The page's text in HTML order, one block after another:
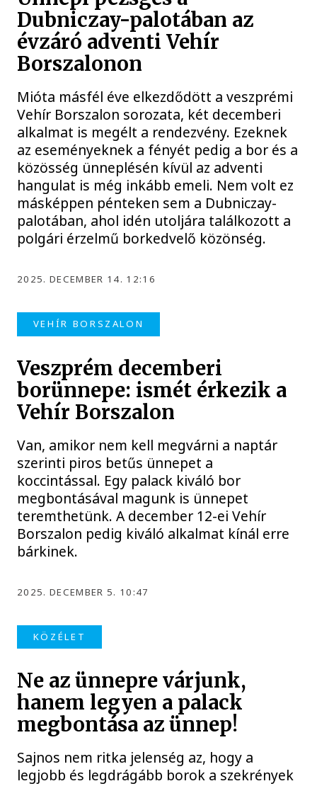
Dubniczay-palotában az
évzáró adventi Vehír
Borszalonon
Mióta másfél éve elkezdődött a veszprémi
Vehír Borszalon sorozata, két decemberi
alkalmat is megélt a rendezvény. Ezeknek
az eseményeknek a fényét pedig a bor és a
közösség ünneplésén kívül az adventi
hangulat is még inkább emeli. Nem volt ez
másképpen pénteken sem a Dubniczay-
palotában, ahol idén utoljára találkozott a
polgári érzelmű borkedvelő közönség.
2025. DECEMBER 14. 12:16
VEHÍR BORSZALON
Veszprém decemberi
borünnepe: ismét érkezik a
Vehír Borszalon
Van, amikor nem kell megvárni a naptár
szerinti piros betűs ünnepet a
koccintással. Egy palack kiváló bor
megbontásával magunk is ünnepet
teremthetünk. A december 12-ei Vehír
Borszalon pedig kiváló alkalmat kínál erre
bárkinek.
2025. DECEMBER 5. 10:47
KÖZÉLET
Ne az ünnepre várjunk,
hanem legyen a palack
megbontása az ünnep!
Sajnos nem ritka jelenség az, hogy a
legjobb és legdrágább borok a szekrények